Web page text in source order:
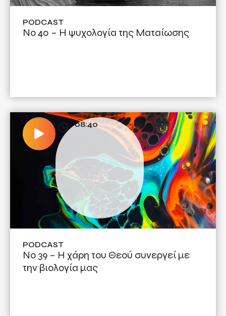
PODCAST
No 40 – Η ψυχολογία της Ματαίωσης
08:40
PODCAST
No 39 – Η χάρη του Θεού συνεργεί με
την βιολογία μας